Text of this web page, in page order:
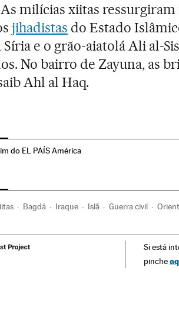
milícias xiitas ressurgiram
jihadistas do Estado
e o grão-aiatolá Ali al-
No bairro de Zayuna, as
Ahl al Haq.
do EL PAÍS América
Bagdá Iraque Islã Guerra civil
Si está
pinche